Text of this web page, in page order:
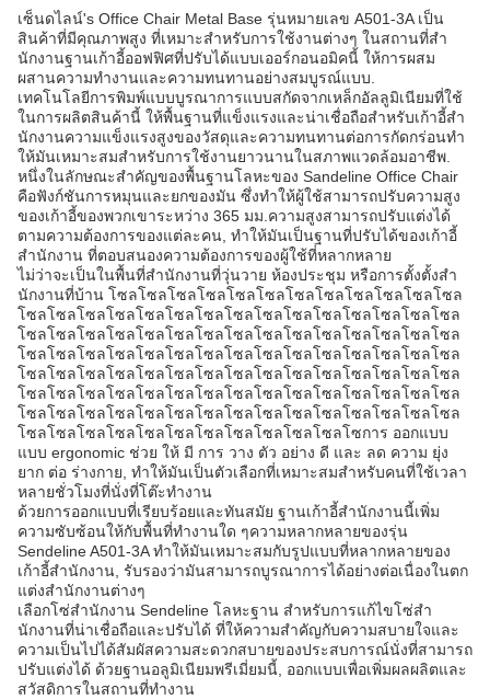
เซ็นดไลน์'s Office Chair Metal Base รุ่นหมายเลข A501-3A เป็น
สินค้าที่มีคุณภาพสูง ที่เหมาะสําหรับการใช้งานต่างๆ ในสถานที่สํา
นักงานฐานเก้าอี้ออฟฟิศที่ปรับได้แบบเออร์กอนอมิคนี้ ให้การผสม
ผสานความทํางานและความทนทานอย่างสมบูรณ์แบบ.
เทคโนโลยีการพิมพ์แบบบูรณาการแบบสกัดจากเหล็กอัลลูมิเนียมที่ใช้
ในการผลิตสินค้านี้ ให้พื้นฐานที่แข็งแรงและน่าเชื่อถือสําหรับเก้าอี้สํา
นักงานความแข็งแรงสูงของวัสดุและความทนทานต่อการกัดกร่อนทํา
ให้มันเหมาะสมสําหรับการใช้งานยาวนานในสภาพแวดล้อมอาชีพ.
หนึ่งในลักษณะสําคัญของพื้นฐานโลหะของ Sandeline Office Chair
คือฟังก์ชันการหมุนและยกของมัน ซึ่งทําให้ผู้ใช้สามารถปรับความสูง
ของเก้าอี้ของพวกเขาระหว่าง 365 มม.ความสูงสามารถปรับแต่งได้
ตามความต้องการของแต่ละคน, ทําให้มันเป็นฐานที่ปรับได้ของเก้าอี้
สํานักงาน ที่ตอบสนองความต้องการของผู้ใช้ที่หลากหลาย
ไม่ว่าจะเป็นในพื้นที่สํานักงานที่วุ่นวาย ห้องประชุม หรือการตั้งตั้งสํา
นักงานที่บ้าน โซลโซลโซลโซลโซลโซลโซลโซลโซลโซลโซลโซล
โซลโซลโซลโซลโซลโซลโซลโซลโซลโซลโซลโซลโซลโซลโซล
โซลโซลโซลโซลโซลโซลโซลโซลโซลโซลโซลโซลโซลโซลโซล
โซลโซลโซลโซลโซลโซลโซลโซลโซลโซลโซลโซลโซลโซลโซล
โซลโซลโซลโซลโซลโซลโซลโซลโซลโซลโซลโซลโซลโซลโซล
โซลโซลโซลโซลโซลโซลโซลโซลโซลโซลโซลโซลโซลโซลโซล
โซลโซลโซลโซลโซลโซลโซลโซลโซลโซลโซลโซลโซลโซลโซล
โซลโซลโซลโซลโซลโซลโซลโซลโซลโซลโซลโซการ ออกแบบ
แบบ ergonomic ช่วย ให้ มี การ วาง ตัว อย่าง ดี และ ลด ความ ยุ่ง
ยาก ต่อ ร่างกาย, ทําให้มันเป็นตัวเลือกที่เหมาะสมสําหรับคนที่ใช้เวลา
หลายชั่วโมงที่นั่งที่โต๊ะทํางาน
ด้วยการออกแบบที่เรียบร้อยและทันสมัย ฐานเก้าอี้สํานักงานนี้เพิ่ม
ความซับซ้อนให้กับพื้นที่ทํางานใด ๆความหลากหลายของรุ่น
Sendeline A501-3A ทําให้มันเหมาะสมกับรูปแบบที่หลากหลายของ
เก้าอี้สํานักงาน, รับรองว่ามันสามารถบูรณาการได้อย่างต่อเนื่องในตก
แต่งสํานักงานต่างๆ
เลือกโซ่สํานักงาน Sendeline โลหะฐาน สําหรับการแก้ไขโซ่สํา
นักงานที่น่าเชื่อถือและปรับได้ ที่ให้ความสําคัญกับความสบายใจและ
ความเป็นไปได้สัมผัสความสะดวกสบายของประสบการณ์นั่งที่สามารถ
ปรับแต่งได้ ด้วยฐานอลูมิเนียมพรีเมี่ยมนี้, ออกแบบเพื่อเพิ่มผลผลิตและ
สวัสดิการในสถานที่ทํางาน